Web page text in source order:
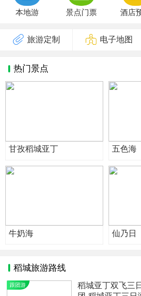
本地游 景点门票 酒店
旅游定制 电子地图
热门景点
甘孜稻城亚丁 五色海
牛奶海 仙乃日
稻城旅游路线
跟团游
稻城亚丁双飞三